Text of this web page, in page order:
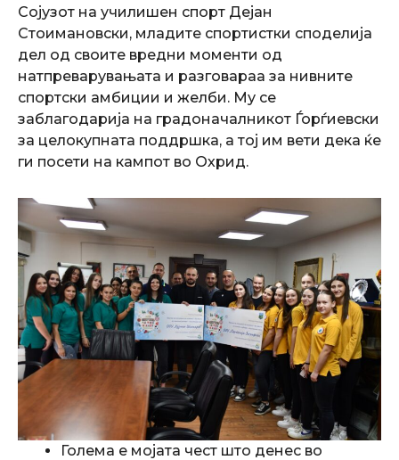
Сојузот на училишен спорт Дејан
Стоимановски, младите спортистки споделија
дел од своите вредни моменти од
натпреварувањата и разговараа за нивните
спортски амбиции и желби. Му се
заблагодарија на градоначалникот Ѓорѓиевски
за целокупната поддршка, а тој им вети дека ќе
ги посети на кампот во Охрид.
Голема е мојата чест што денес во